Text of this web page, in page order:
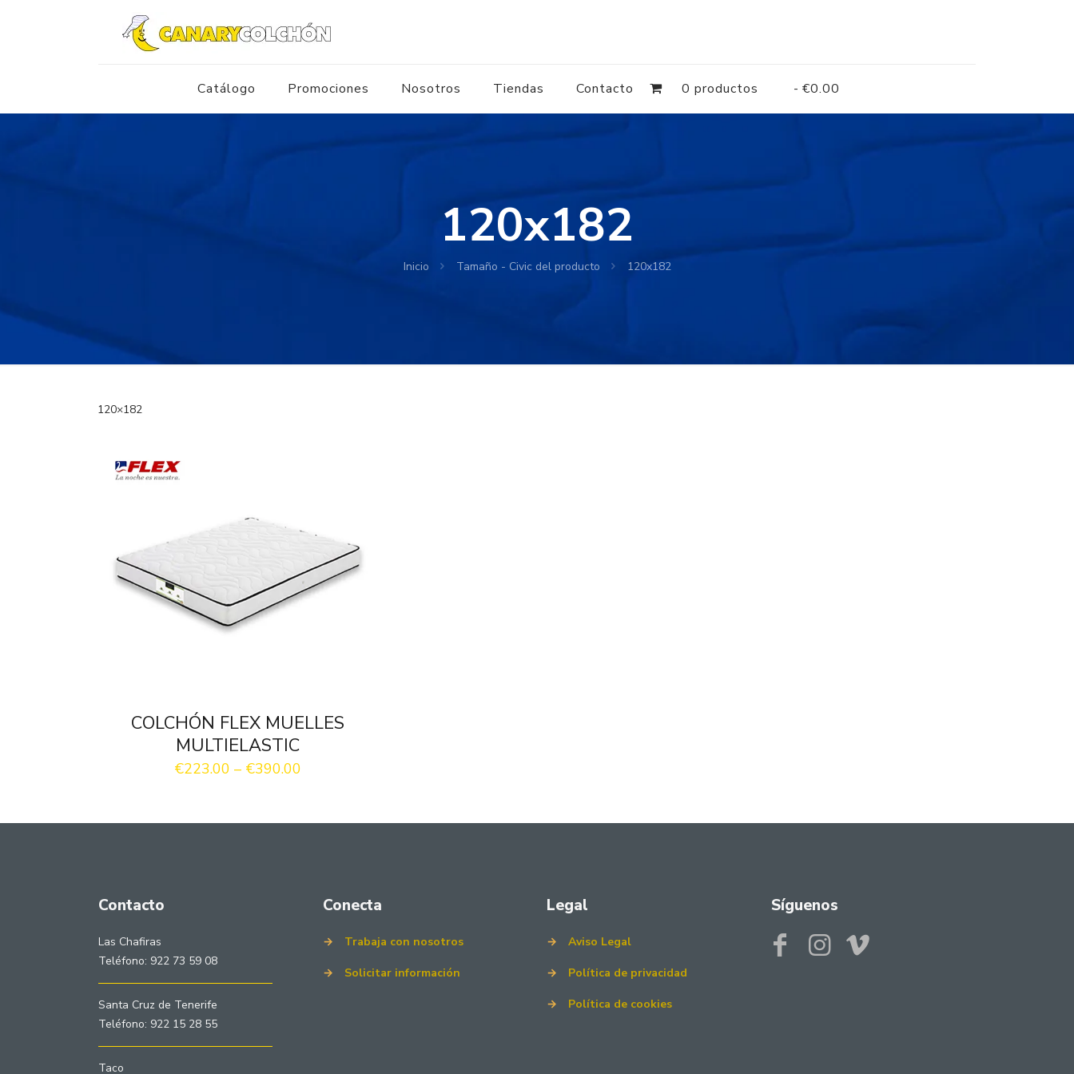
Catálogo Promociones Nosotros Tiendas Contacto 0 productos €0.00
120x182
Inicio Tamaño - Civic del producto 120x182
120×182
COLCHÓN FLEX MUELLES
MULTIELASTIC
€223.00 – €390.00
Contacto
Las Chafiras
Teléfono: 922 73 59 08
Santa Cruz de Tenerife
Teléfono: 922 15 28 55
Taco
Conecta
→ Trabaja con nosotros
→ Solicitar información
Legal
→ Aviso Legal
→ Política de privacidad
→ Política de cookies
Síguenos